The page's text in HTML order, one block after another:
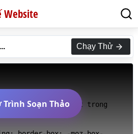
Website
Chạy Thử
grid-column-start trong
Trình Soạn Thảo